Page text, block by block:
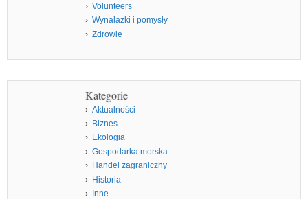
Volunteers
Wynalazki i pomysły
Zdrowie
Kategorie
Aktualności
Biznes
Ekologia
Gospodarka morska
Handel zagraniczny
Historia
Inne